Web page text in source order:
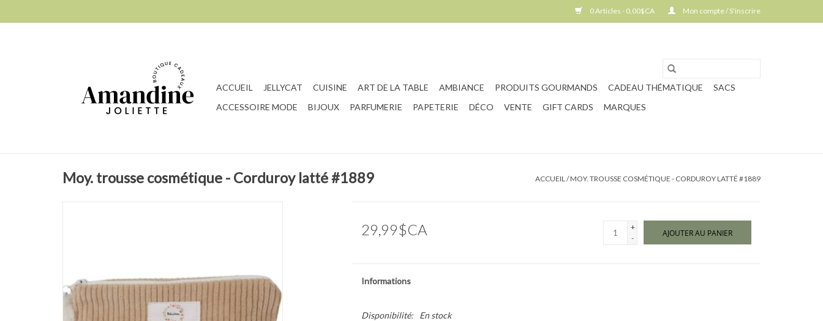
0 Articles - 0,00$CA Mon compte / S'inscrire
ACCUEIL JELLYCAT CUISINE ART DE LA TABLE AMBIANCE PRODUITS GOURMANDS CADEAU THÉMATIQUE
SACS
ACCESSOIRE MODE
BIJOUX PARFUMERIE PAPETERIE DÉCO VENTE GIFT CARDS MARQUES
Moy. trousse cosmétique - Corduroy latté #1889 ACCUEIL/MOY. TROUSSE COSMÉTIQUE - CORDUROY LATTÉ #1889
29,99$CA
+
-
AJOUTER AU PANIER
Informations
Disponibilité: En stock